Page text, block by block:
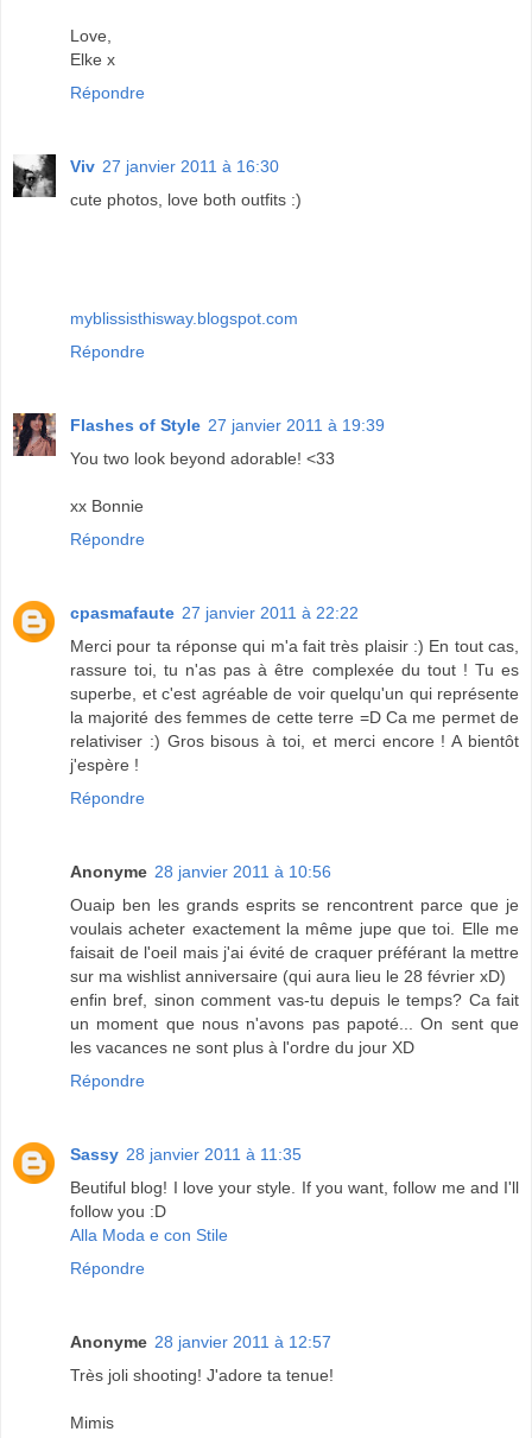
Love,
Elke x
Répondre
Viv 27 janvier 2011 à 16:30
cute photos, love both outfits :)
myblissisthisway.blogspot.com
Répondre
Flashes of Style 27 janvier 2011 à 19:39
You two look beyond adorable! <33
xx Bonnie
Répondre
cpasmafaute 27 janvier 2011 à 22:22
Merci pour ta réponse qui m'a fait très plaisir :) En tout cas,
rassure toi, tu n'as pas à être complexée du tout ! Tu es
superbe, et c'est agréable de voir quelqu'un qui représente
la majorité des femmes de cette terre =D Ca me permet de
relativiser :) Gros bisous à toi, et merci encore ! A bientôt
j'espère !
Répondre
Anonyme 28 janvier 2011 à 10:56
Ouaip ben les grands esprits se rencontrent parce que je
voulais acheter exactement la même jupe que toi. Elle me
faisait de l'oeil mais j'ai évité de craquer préférant la mettre
sur ma wishlist anniversaire (qui aura lieu le 28 février xD)
enfin bref, sinon comment vas-tu depuis le temps? Ca fait
un moment que nous n'avons pas papoté... On sent que
les vacances ne sont plus à l'ordre du jour XD
Répondre
Sassy 28 janvier 2011 à 11:35
Beutiful blog! I love your style. If you want, follow me and I'll
follow you :D
Alla Moda e con Stile
Répondre
Anonyme 28 janvier 2011 à 12:57
Très joli shooting! J'adore ta tenue!
Mimis